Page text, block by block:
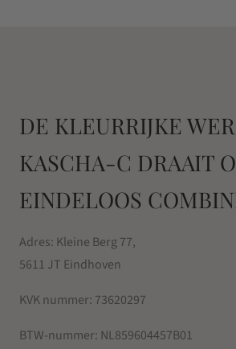
DE KLEURRIJKE
KASCHA-C DRAAIT
EINDELOOS
Adres: Kleine Berg 77,
5611 JT Eindhoven
KVK nummer: 73620297
BTW-nummer: NL859604457B01